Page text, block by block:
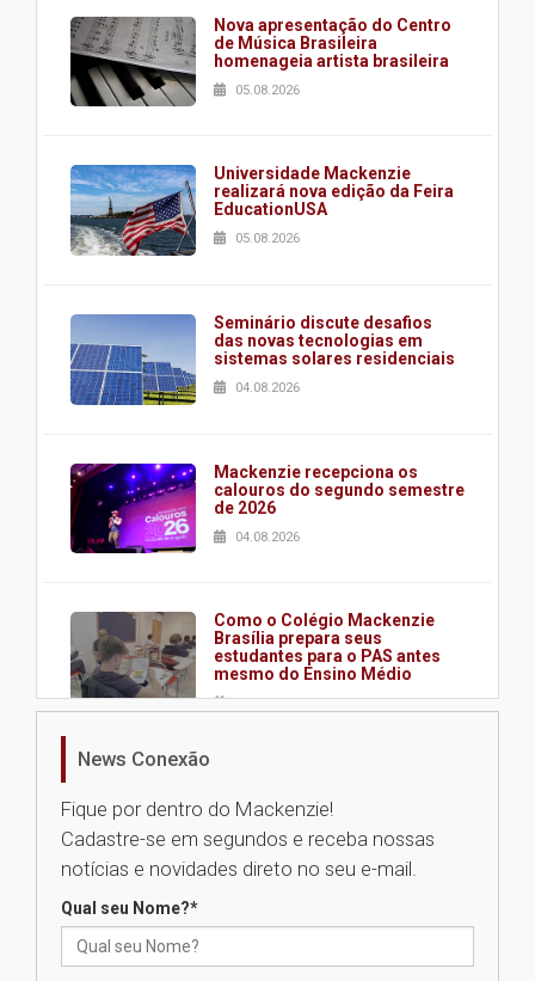
Nova apresentação do Centro
de Música Brasileira
homenageia artista brasileira
05.08.2026
Universidade Mackenzie
realizará nova edição da Feira
EducationUSA
05.08.2026
Seminário discute desafios
das novas tecnologias em
sistemas solares residenciais
04.08.2026
Mackenzie recepciona os
calouros do segundo semestre
de 2026
04.08.2026
Como o Colégio Mackenzie
Brasília prepara seus
estudantes para o PAS antes
mesmo do Ensino Médio
04.08.2026
na educação dos filhos além da
escola
04.08.2026
docentes para debater
News Conexão
Fique por dentro do Mackenzie!
Cadastre-se em segundos e receba nossas
notícias e novidades direto no seu e-mail.
Qual seu Nome?*